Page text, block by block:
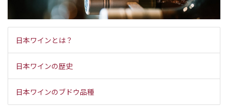
日本ワインとは？
日本ワインの歴史
日本ワインのブドウ品種